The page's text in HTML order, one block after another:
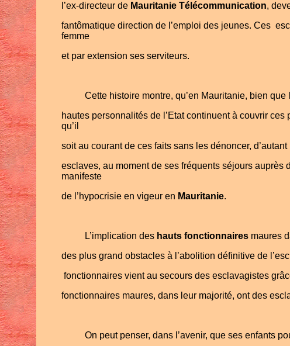
l’ex-directeur de Mauritanie Télécommunication,
fantômatique direction de l’emploi des jeunes. Ces
femme
et par extension ses serviteurs.
Cette histoire montre, qu’en Mauritanie, bien
hautes personnalités de l’Etat continuent à couvrir
qu’il
soit au courant de ces faits sans les dénoncer,
esclaves, au moment de ses fréquents séjours auprès
manifeste
de l’hypocrisie en vigeur en Mauritanie.
L’implication des hauts fonctionnaires maures
des plus grand obstacles à l’abolition définitive de
fonctionnaires vient au secours des esclavagistes
fonctionnaires maures, dans leur majorité, ont des
On peut penser, dans l’avenir, que ses enfants